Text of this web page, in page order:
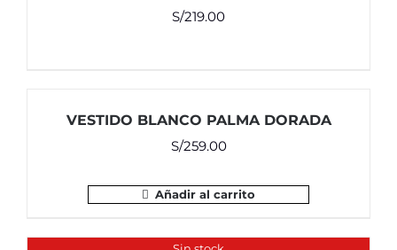
S/219.00
VESTIDO BLANCO PALMA DORADA
S/259.00
Añadir al carrito